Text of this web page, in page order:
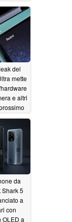
del
mette
e altri
più
Xiaomi
da
Shark 5
a
con
OLED a